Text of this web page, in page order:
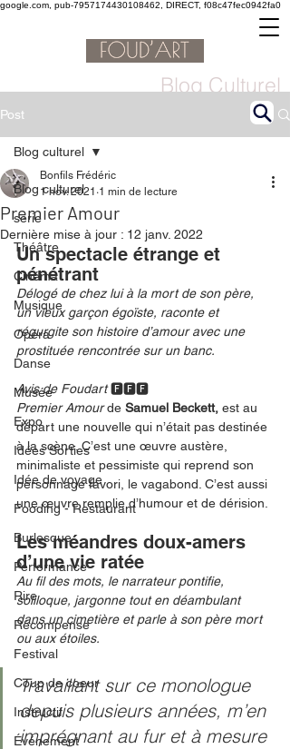
google.com, pub-7957174430108462, DIRECT, f08c47fec0942fa0
Blog Culturel
Post
Blog culturel
serie
Théâtre
Cinéma
Musique
Opéra
Danse
Musée
Expo
Idées Sorties
Idée de voyage
Fooding - Restaurant
Burlesque
Performance
Rire
Récompense
Festival
Coup de coeur
Instructif
Événement
Blog culturel
Premier Amour
Bonfils Frédéric
1 nov. 2021 1 min de lecture
Dernière mise à jour : 12 janv. 2022
Un spectacle étrange et
pénétrant
Délogé de chez lui à la mort de son père,
un vieux garçon égoïste, raconte et
régurgite son histoire d’amour avec une
prostituée rencontrée sur un banc.
Avis de Foudart 🅵🅵🅵
Premier Amour de Samuel Beckett, est au
départ une nouvelle qui n’était pas destinée
à la scène. C’est une œuvre austère,
minimaliste et pessimiste qui reprend son
personnage favori, le vagabond. C’est aussi
une œuvre remplie d’humour et de dérision.
Les méandres doux-amers
d’une vie ratée
Au fil des mots, le narrateur pontifie,
soliloque, jargonne tout en déambulant
dans un cimetière et parle à son père mort
ou aux étoiles.
Travaillant sur ce monologue
depuis plusieurs années, m’en
imprégnant au fur et à mesure